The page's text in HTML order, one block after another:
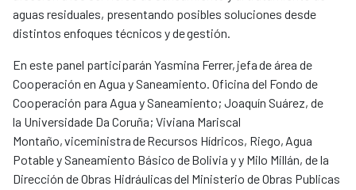
aguas residuales, presentando posibles soluciones desde
distintos enfoques técnicos y de gestión.
En este panel participarán Yasmina Ferrer, jefa de área de
Cooperación en Agua y Saneamiento. Oficina del Fondo de
Cooperación para Agua y Saneamiento; Joaquín Suárez, de
la Universidade Da Coruña; Viviana Mariscal
Montaño, viceministra de Recursos Hídricos, Riego, Agua
Potable y Saneamiento Básico de Bolivia y y Milo Millán, de la
Dirección de Obras Hidráulicas del Ministerio de Obras Publicas